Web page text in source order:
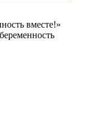
вместе!»